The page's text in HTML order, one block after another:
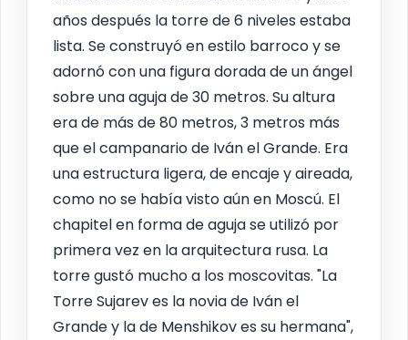
años después la torre de 6 niveles estaba
lista. Se construyó en estilo barroco y se
adornó con una figura dorada de un ángel
sobre una aguja de 30 metros. Su altura
era de más de 80 metros, 3 metros más
que el campanario de Iván el Grande. Era
una estructura ligera, de encaje y aireada,
como no se había visto aún en Moscú. El
chapitel en forma de aguja se utilizó por
primera vez en la arquitectura rusa. La
torre gustó mucho a los moscovitas. "La
Torre Sujarev es la novia de Iván el
Grande y la de Menshikov es su hermana",